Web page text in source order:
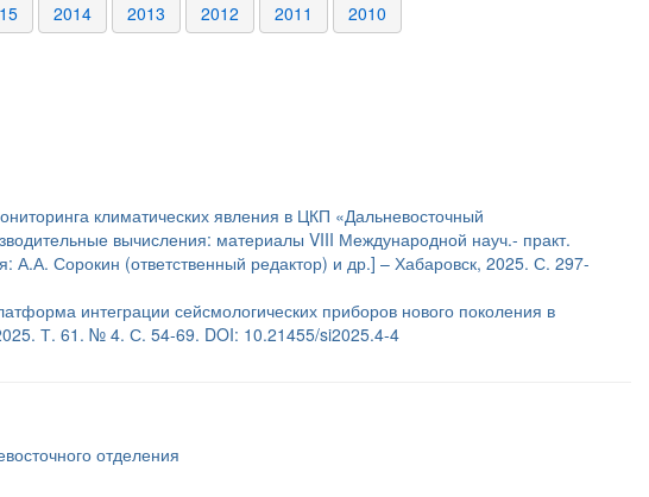
2014 2013 2012 2011 2010
климатических явления в ЦКП «Дальневосточный
вычисления: материалы VIII Международной науч.- практ.
Сорокин (ответственный редактор) и др.] – Хабаровск, 2025. С. 297-
интеграции сейсмологических приборов нового поколения в
Т. 61. № 4. С. 54-69. DOI: 10.21455/si2025.4-4
отделения